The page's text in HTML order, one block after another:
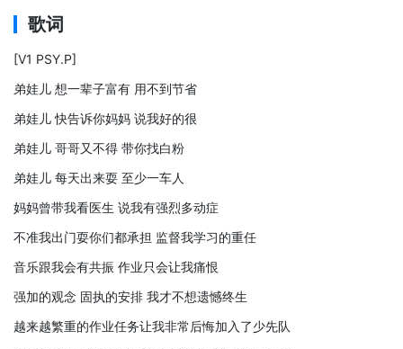
歌词
[V1 PSY.P]
弟娃儿 想一辈子富有 用不到节省
弟娃儿 快告诉你妈妈 说我好的很
弟娃儿 哥哥又不得 带你找白粉
弟娃儿 每天出来耍 至少一车人
妈妈曾带我看医生 说我有强烈多动症
不准我出门耍你们都承担 监督我学习的重任
音乐跟我会有共振 作业只会让我痛恨
强加的观念 固执的安排 我才不想遗憾终生
越来越繁重的作业任务让我非常后悔加入了少先队